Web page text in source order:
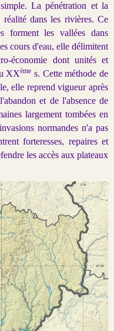
La pénétration et la
réalité dans les rivières. Ce
forment les vallées dans
cours d'eau, elle délimitent
économie dont unités et
XXème s. Cette méthode de
elle reprend vigueur après
et de l'absence de
largement tombées en
normandes n'a pas
forteresses, repaires et
les accès aux plateaux